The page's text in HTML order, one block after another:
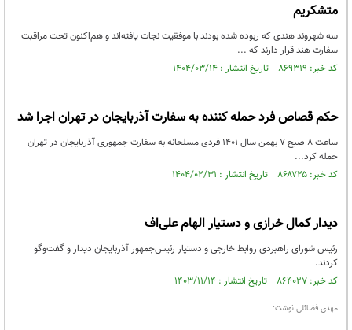
متشکریم
سه شهروند هندی که ربوده شده بودند با موفقیت نجات یافته‌اند و هم‌اکنون تحت مراقبت
سفارت هند قرار دارند که ...
کد خبر: ۸۶۹۳۱۹ تاریخ انتشار : ۱۴۰۴/۰۳/۱۴
حکم قصاص فرد حمله کننده به سفارت آذربایجان در تهران اجرا شد
ساعت ۸ صبح ۷ بهمن سال ۱۴۰۱ فردی مسلحانه به سفارت جمهوری آذربایجان در تهران
حمله کرد...
کد خبر: ۸۶۸۷۲۵ تاریخ انتشار : ۱۴۰۴/۰۲/۳۱
دیدار کمال خرازی و دستیار الهام علی‌اف
رئیس شورای راهبردی روابط خارجی و دستیار رئیس‌جمهور آذربایجان دیدار و گفت‌وگو
کردند.
کد خبر: ۸۶۴۰۲۷ تاریخ انتشار : ۱۴۰۳/۱۱/۱۴
مهدی فضائلی نوشت: